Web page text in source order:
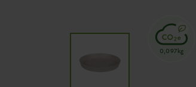
0,097kg